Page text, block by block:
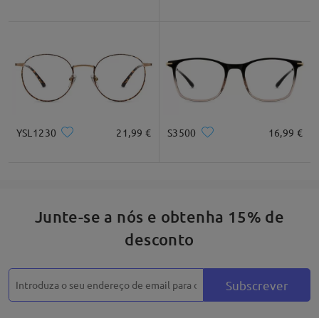
YSL1230 21,99 € S3500 16,99 €
Junte-se a nós e obtenha 15% de
desconto
Subscrever